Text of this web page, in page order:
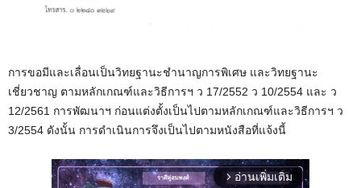
การขอมีและเลื่อนเป็นวิทยฐานะชำนาญการพิเศษ และวิทยฐานะ
เชี่ยวชาญ ตามหลักเกณฑ์และวิธีการฯ ว 17/2552 ว 10/2554 และ ว
12/2561 การพัฒนาฯ ก่อนแต่งตั้งเป็นไปตามหลักเกณฑ์และวิธีการฯ ว
3/2554 ดังนั้น การดำเนินการจึงเป็นไปตามหนังสือที่แจ้งนี้
arrow_forward_ios อ่านเพิ่มเติม